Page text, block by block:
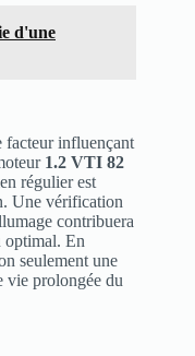
d'une
facteur influençant
1.2 VTI 82
régulier est
Une vérification
contribuera
optimal. En
seulement une
vie prolongée du